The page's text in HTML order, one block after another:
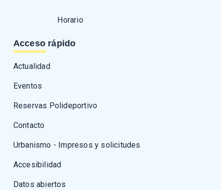
Horario
Acceso rápido
Actualidad
Eventos
Reservas Polideportivo
Contacto
Urbanismo - Impresos y solicitudes
Accesibilidad
Datos abiertos